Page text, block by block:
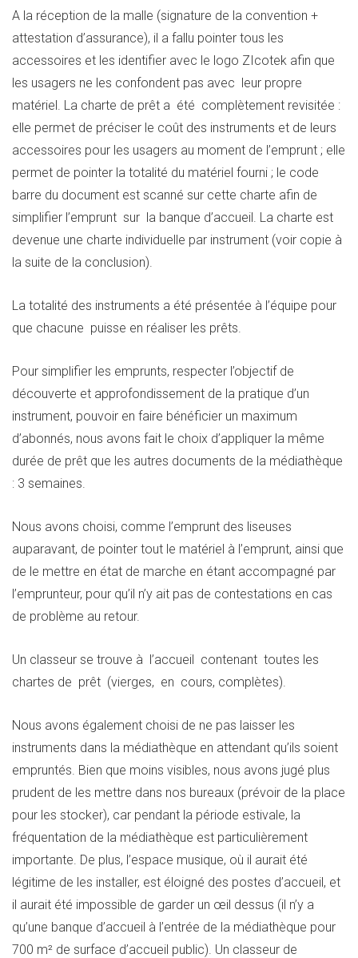
A la réception de la malle (signature de la convention +
attestation d’assurance), il a fallu pointer tous les
accessoires et les identifier avec le logo ZIcotek afin que
les usagers ne les confondent pas avec leur propre
matériel. La charte de prêt a été complètement revisitée :
elle permet de préciser le coût des instruments et de leurs
accessoires pour les usagers au moment de l’emprunt ; elle
permet de pointer la totalité du matériel fourni ; le code
barre du document est scanné sur cette charte afin de
simplifier l’emprunt sur la banque d’accueil. La charte est
devenue une charte individuelle par instrument (voir copie à
la suite de la conclusion).
La totalité des instruments a été présentée à l’équipe pour
que chacune puisse en réaliser les prêts.
Pour simplifier les emprunts, respecter l’objectif de
découverte et approfondissement de la pratique d’un
instrument, pouvoir en faire bénéficier un maximum
d’abonnés, nous avons fait le choix d’appliquer la même
durée de prêt que les autres documents de la médiathèque
: 3 semaines.
Nous avons choisi, comme l’emprunt des liseuses
auparavant, de pointer tout le matériel à l’emprunt, ainsi que
de le mettre en état de marche en étant accompagné par
l’emprunteur, pour qu’il n’y ait pas de contestations en cas
de problème au retour.
Un classeur se trouve à l’accueil contenant toutes les
chartes de prêt (vierges, en cours, complètes).
Nous avons également choisi de ne pas laisser les
instruments dans la médiathèque en attendant qu’ils soient
empruntés. Bien que moins visibles, nous avons jugé plus
prudent de les mettre dans nos bureaux (prévoir de la place
pour les stocker), car pendant la période estivale, la
fréquentation de la médiathèque est particulièrement
importante. De plus, l’espace musique, où il aurait été
légitime de les installer, est éloigné des postes d’accueil, et
il aurait été impossible de garder un œil dessus (il n’y a
qu’une banque d’accueil à l’entrée de la médiathèque pour
700 m² de surface d’accueil public). Un classeur de